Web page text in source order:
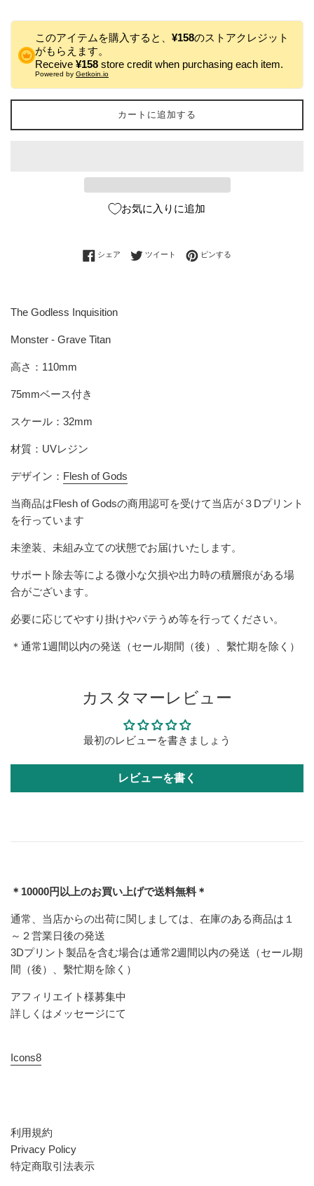
このアイテムを購入すると、 ¥158のストアクレジット
がもらえます。
Receive ¥158 store credit when purchasing each item.
Powered by Getkoin.io
カートに追加する
お気に入りに追加
シェア Facebookでシェアする
ツイート Twitterに投稿する
ピンする
The Godless Inquisition
Monster - Grave Titan
高さ：110mm
75mmベース付き
スケール：32mm
材質：UVレジン
デザイン： Flesh of Gods
当商品はFlesh of Godsの商用認可を受けて当店が３Dプリント
を行っています
未塗装、未組み立ての状態でお届けいたします。
サポート除去等による微小な欠損や出力時の積層痕がある場
合がございます。
必要に応じてやすり掛けやパテうめ等を行ってください。
＊通常1週間以内の発送（セール期間（後）、繫忙期を除く）
カスタマーレビュー
最初のレビューを書きましょう
レビューを書く
＊10000円以上のお買い上げで送料無料＊
通常、当店からの出荷に関しましては、在庫のある商品は１
～２営業日後の発送
3Dプリント製品を含む場合は通常2週間以内の発送（セール期
間（後）、繫忙期を除く）
アフィリエイト様募集中
詳しくはメッセージにて
Icons8
利用規約
Privacy Policy
特定商取引法表示